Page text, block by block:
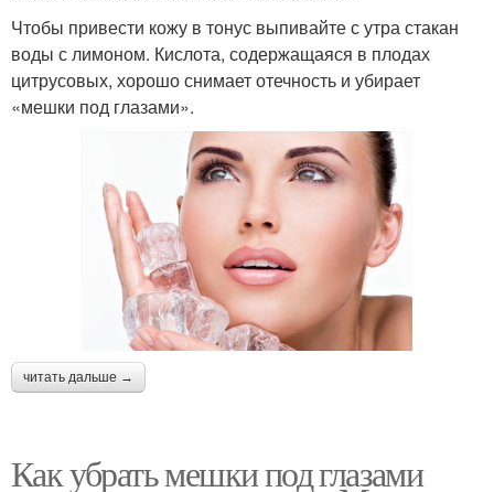
Чтобы привести кожу в тонус выпивайте с утра стакан
воды с лимоном. Кислота, содержащаяся в плодах
цитрусовых, хорошо снимает отечность и убирает
«мешки под глазами».
читать дальше →
Как убрать мешки под глазами